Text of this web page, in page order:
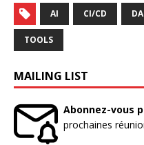
AI CI/CD
TOOLS
MAILING LIST
Abonnez-vous
prochaines